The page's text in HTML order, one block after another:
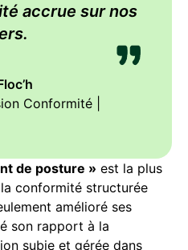
accrue sur nos
Conformité |
de posture » est la plus
conformité structurée
amélioré ses
son rapport à la
subie et gérée dans